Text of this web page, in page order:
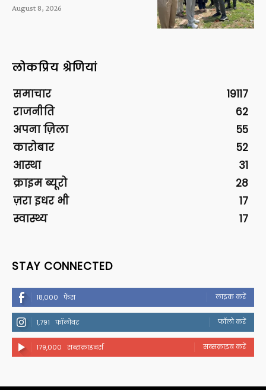
August 8, 2026
लोकप्रिय श्रेणियां
समाचार
19117
राजनीति
62
अपना ज़िला
55
कारोबार
52
आस्था
31
क्राइम ब्यूरो
28
ज़रा इधर भी
17
स्वास्थ्य
17
STAY CONNECTED
18,000 फैंस लाइक करें
1,791 फॉलोवर फॉलो करें
179,000 सब्सक्राइबर्स सब्सक्राइब करें